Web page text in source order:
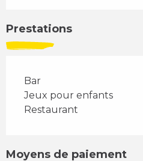
Prestations
Bar
Jeux pour enfants
Restaurant
Moyens de paiement